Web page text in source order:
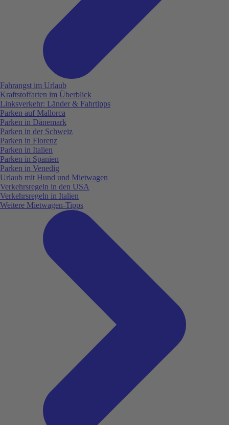
Fahrangst im Urlaub
Kraftstoffarten im Überblick
Linksverkehr: Länder & Fahrtipps
Parken auf Mallorca
Parken in Dänemark
Parken in der Schweiz
Parken in Florenz
Parken in Italien
Parken in Spanien
Parken in Venedig
Urlaub mit Hund und Mietwagen
Verkehrsregeln in den USA
Verkehrsregeln in Italien
Weitere Mietwagen-Tipps